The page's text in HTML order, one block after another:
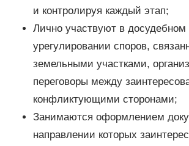
и контролируя каждый этап;
Лично участвуют в досудебном
урегулировании споров,
земельными участками,
переговоры между
конфликтующими сторонами;
Занимаются оформлением
направлении которых